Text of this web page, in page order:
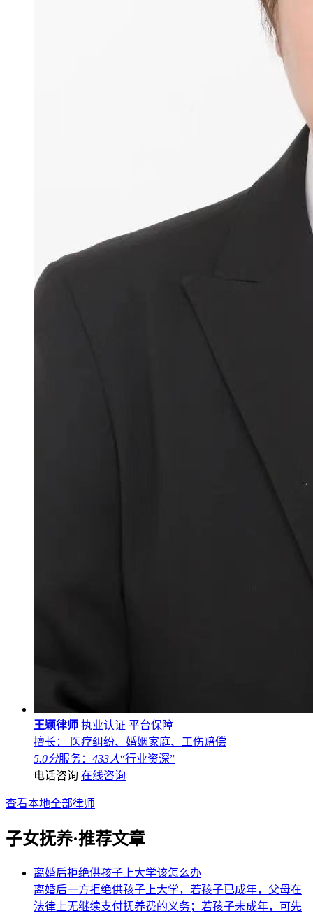
王颖律师 执业认证 平台保障
擅长： 医疗纠纷、婚姻家庭、工伤赔偿
5.0分服务： 433人“行业资深”
电话咨询 在线咨询
查看本地全部律师
子女抚养·推荐文章
离婚后拒绝供孩子上大学该怎么办
离婚后一方拒绝供孩子上大学，若孩子已成年，父母在
法律上无继续支付抚养费的义务；若孩子未成年，可先